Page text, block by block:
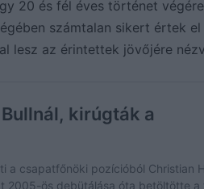
20 és fél éves történet
számtalan sikert értek el
lesz az érintettek jövőjére